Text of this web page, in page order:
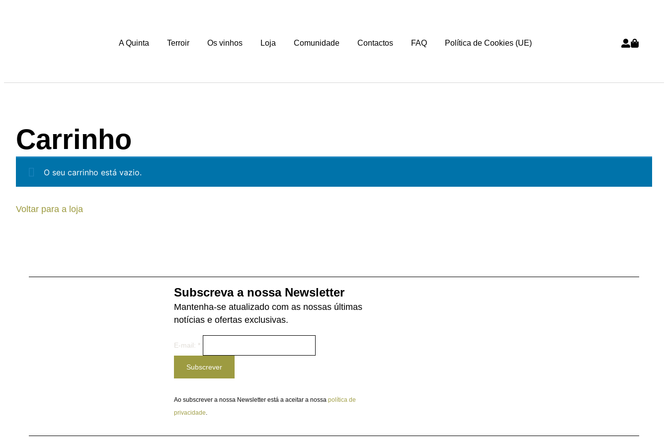
A Quinta Terroir Os vinhos Loja Comunidade Contactos FAQ Política de Cookies (UE)
Carrinho
O seu carrinho está vazio.
Voltar para a loja
Subscreva a nossa Newsletter
Mantenha-se atualizado com as nossas últimas
notícias e ofertas exclusivas.
E-mail: *
Subscrever
Ao subscrever a nossa Newsletter está a aceitar a nossapolítica de
privacidade.